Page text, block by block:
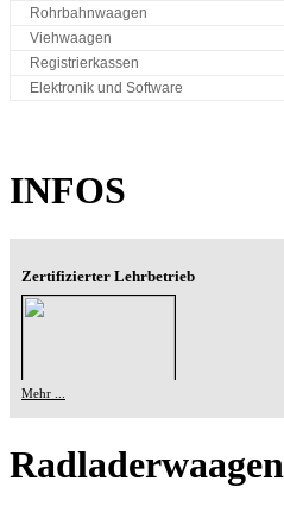
Rohrbahnwaagen
Viehwaagen
Registrierkassen
Elektronik und Software
INFOS
Zertifizierter Lehrbetrieb
Mehr ...
Radladerwaagen